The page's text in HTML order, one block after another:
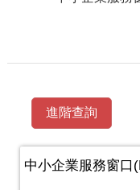
中小企業服務窗口